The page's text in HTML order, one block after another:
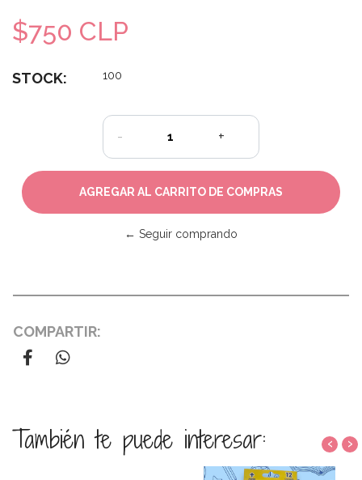
$750 CLP
STOCK: 100
- +
← Seguir comprando
COMPARTIR:
También te puede interesar: ‹ ›